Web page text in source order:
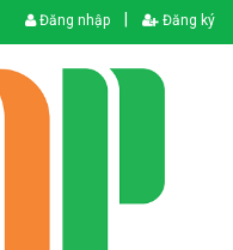
Đăng nhập Đăng ký